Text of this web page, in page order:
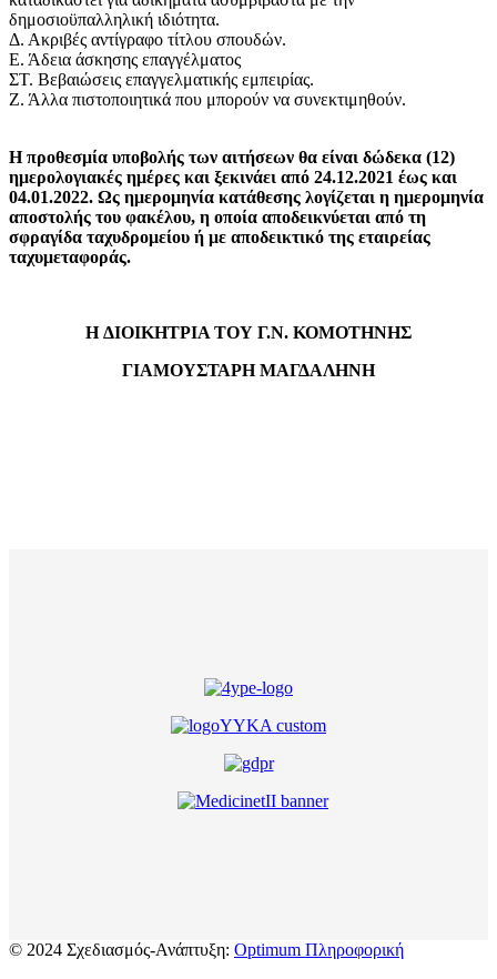
δημοσιοϋπαλληλική ιδιότητα.
Δ. Ακριβές αντίγραφο τίτλου σπουδών.
Ε. Άδεια άσκησης επαγγέλματος
ΣΤ. Βεβαιώσεις επαγγελματικής εμπειρίας.
Ζ. Άλλα πιστοποιητικά που μπορούν να συνεκτιμηθούν.
Η προθεσμία υποβολής των αιτήσεων θα είναι δώδεκα (12)
ημερολογιακές ημέρες και ξεκινάει από 24.12.2021 έως και
04.01.2022. Ως ημερομηνία κατάθεσης λογίζεται η ημερομηνία
αποστολής του φακέλου, η οποία αποδεικνύεται από τη
σφραγίδα ταχυδρομείου ή με αποδεικτικό της εταιρείας
ταχυμεταφοράς.
Η ΔΙΟΙΚΗΤΡΙΑ ΤΟΥ Γ.Ν. ΚΟΜΟΤΗΝΗΣ
ΓΙΑΜΟΥΣΤΑΡΗΜΑΓΔΑΛΗΝΗ
© 2024 Σχεδιασμός-Ανάπτυξη: Optimum Πληροφορική